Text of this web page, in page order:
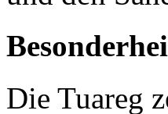
Die Tuareg